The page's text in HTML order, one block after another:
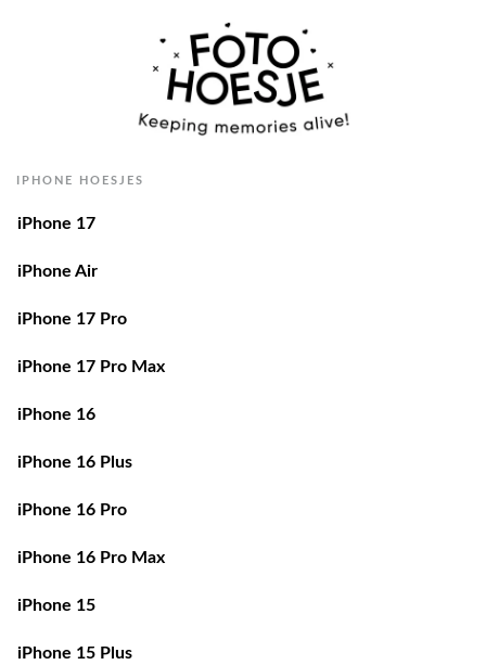
IPHONE HOESJES
iPhone 17
iPhone Air
iPhone 17 Pro
iPhone 17 Pro Max
iPhone 16
iPhone 16 Plus
iPhone 16 Pro
iPhone 16 Pro Max
iPhone 15
iPhone 15 Plus